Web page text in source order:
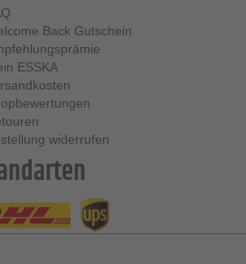
Back Gutschein
ESSKA
widerrufen